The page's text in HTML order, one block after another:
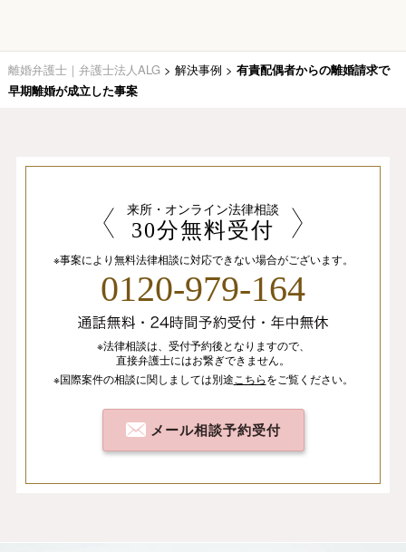
離婚弁護士｜弁護士法人ALG > 解決事例 > 有責配偶者からの離婚請求で
早期離婚が成立した事案
来所・オンライン法律相談
30分無料受付
※事案により無料法律相談に対応できない場合がございます。
0120-979-164
※法律相談は、 受付予約後となりますので、
直接弁護士にはお繋ぎできません。
※国際案件の相談に関しましては別途 こちらをご覧ください。
メール相談予約受付